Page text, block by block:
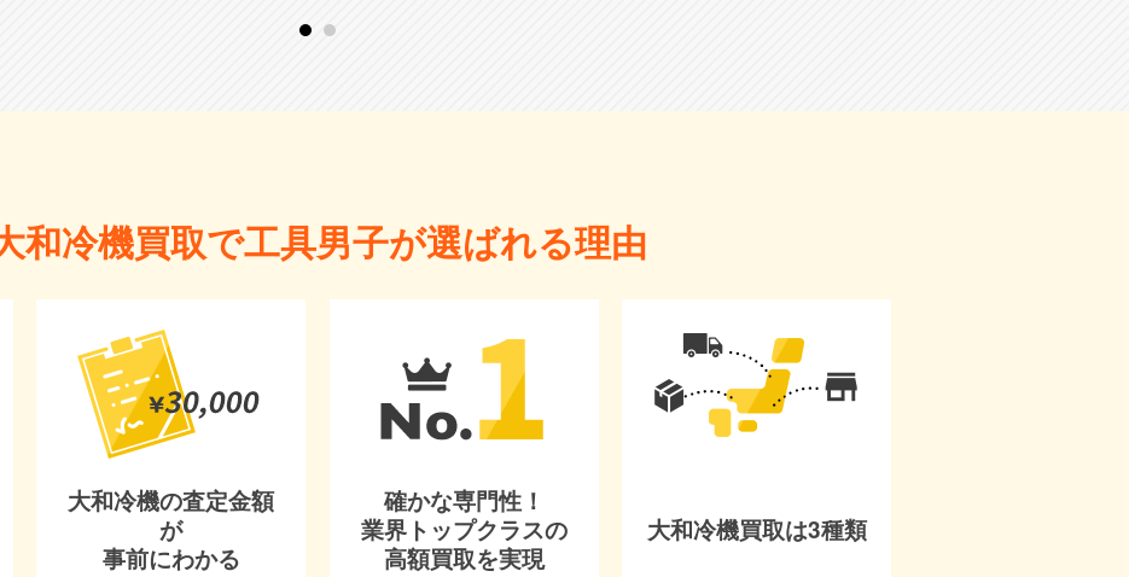
和冷機買取で工具男子が選ばれる理由
大和冷機の査定金額
が
事前にわかる
確かな専門性！
業界トップクラスの
高額買取を実現
大和冷機買取は3種類